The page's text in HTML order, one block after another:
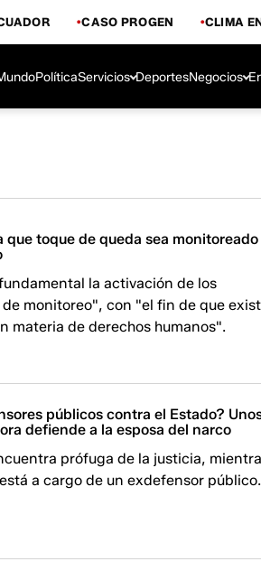
CASO PROGEN CLIMA
PolíticaServicios DeportesNegocios
toque de queda sea monitoreado
la activación de los
monitoreo", con "el fin de que
materia de derechos humanos".
públicos contra el Estado?
defiende a la esposa del narco
prófuga de la justicia,
a cargo de un exdefensor público.